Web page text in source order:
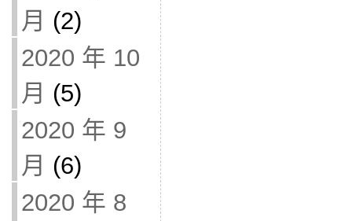
月 (2)
2020 年 10
月 (5)
2020 年 9
月 (6)
2020 年 8